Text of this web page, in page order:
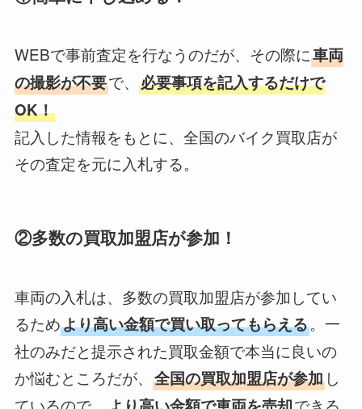
WEBで事前査定を行なうのだが、その際に車両
の撮影が不要で、 必要事項を記入するだけで
OK！
記入した情報をもとに、全国のバイク買取店が
その査定を元に入札する。
②多数の買取加盟店が参加！
車両の入札は、多数の買取加盟店が参加してい
るためより高い金額で買い取ってもらえる。一
社のみだと提示された買取金額で本当に良いの
か悩むところだが、 全国の買取加盟店が参加し
ているので、
できる